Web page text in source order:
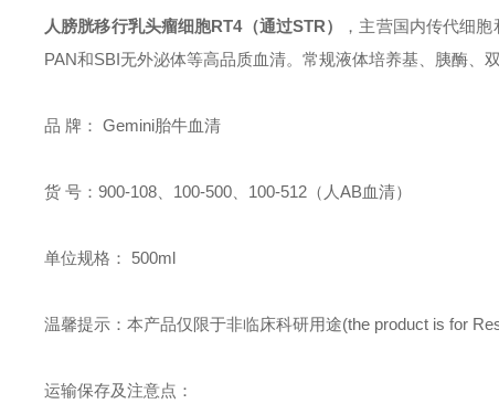
人膀胱移行乳头瘤细胞RT4（通过STR）
，主营国内传代细
PAN和SBI无外泌体等高品质血清。常规液体培养基、胰酶、
品 牌： Gemini胎牛血清
货 号：900-108 、100-500、100-512（人AB血清）
单位规格： 500ml
温馨提示：本产品仅限于非临床科研用途(the product is for
运输保存及注意点：